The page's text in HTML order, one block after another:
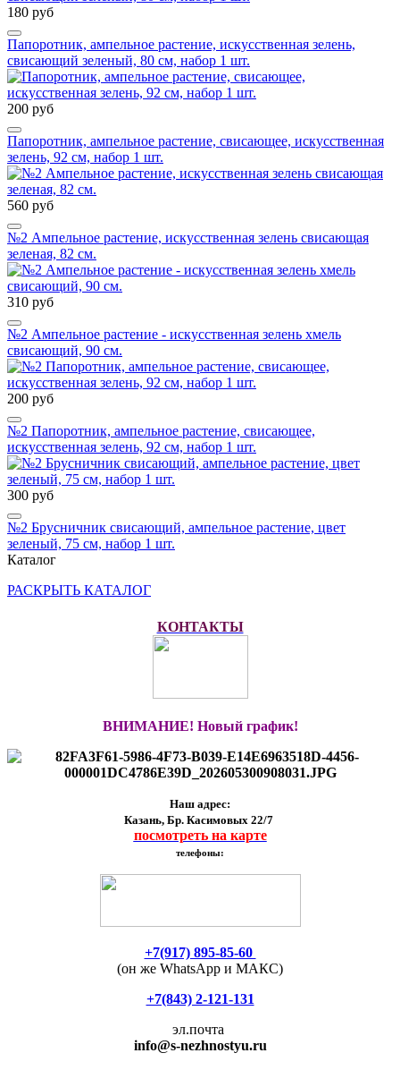
180 руб
Папоротник, ампельное растение, искусственная зелень,
свисающий зеленый, 80 см, набор 1 шт.
200 руб
Папоротник, ампельное растение, свисающее, искусственная
зелень, 92 см, набор 1 шт.
560 руб
№2 Ампельное растение, искусственная зелень свисающая
зеленая, 82 см.
310 руб
№2 Ампельное растение - искусственная зелень хмель
свисающий, 90 см.
200 руб
№2 Папоротник, ампельное растение, свисающее,
искусственная зелень, 92 см, набор 1 шт.
300 руб
№2 Брусничник свисающий, ампельное растение, цвет
зеленый, 75 см, набор 1 шт.
Каталог
РАСКРЫТЬ КАТАЛОГ
КОНТАКТЫ
ВНИМАНИЕ! Новый график!
Наш адрес:
Казань, Бр. Касимовых 22/7
посмотреть на карте
телефоны:
+7(917) 895-85-60
(он же WhatsApp и МАКС)
+7(843) 2-121-131
эл.почта
info@s-nezhnostyu.ru